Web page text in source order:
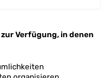
Verfügung, in denen